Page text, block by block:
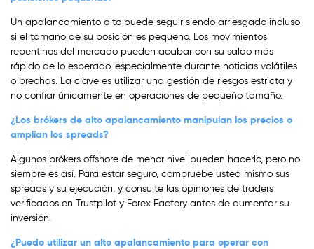
Un apalancamiento alto puede seguir siendo arriesgado incluso
si el tamaño de su posición es pequeño. Los movimientos
repentinos del mercado pueden acabar con su saldo más
rápido de lo esperado, especialmente durante noticias volátiles
o brechas. La clave es utilizar una gestión de riesgos estricta y
no confiar únicamente en operaciones de pequeño tamaño.
¿Los brókers de alto apalancamiento manipulan los precios o
amplían los spreads?
Algunos brókers offshore de menor nivel pueden hacerlo, pero no
siempre es así. Para estar seguro, compruebe usted mismo sus
spreads y su ejecución, y consulte las opiniones de traders
verificados en Trustpilot y Forex Factory antes de aumentar su
inversión.
¿Puedo utilizar un alto apalancamiento para operar con